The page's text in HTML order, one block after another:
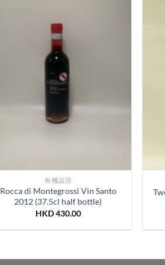
有機認證
Rocca di Montegrossi Vin Santo
2012 (37.5cl half bottle)
HKD430.00